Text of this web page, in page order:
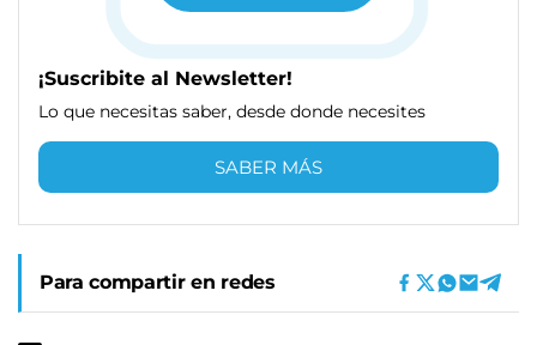
¡Suscribite al Newsletter!
Lo que necesitas saber, desde donde necesites
SABER MÁS
Para compartir en redes